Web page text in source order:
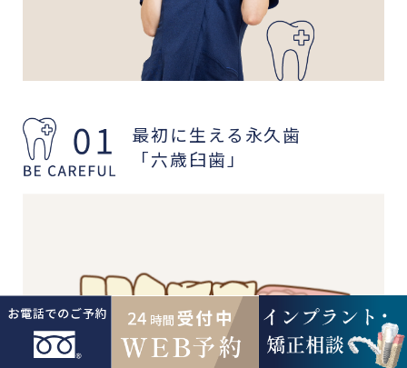
最初に生える永久歯
「六歳臼歯」